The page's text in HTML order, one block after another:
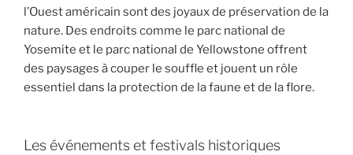
l’Ouest américain sont des joyaux de préservation de la
nature. Des endroits comme le parc national de
Yosemite et le parc national de Yellowstone offrent
des paysages à couper le souffle et jouent un rôle
essentiel dans la protection de la faune et de la flore.
Les événements et festivals historiques